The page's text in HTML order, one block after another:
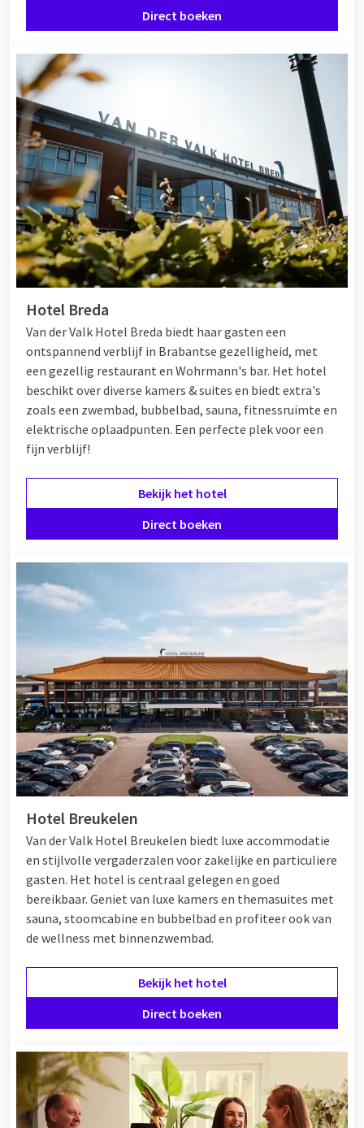
Direct boeken
Hotel Breda
Van der Valk Hotel Breda biedt haar gasten een
ontspannend verblijf in Brabantse gezelligheid, met
een gezellig restaurant en Wohrmann's bar. Het hotel
beschikt over diverse kamers & suites en biedt extra's
zoals een zwembad, bubbelbad, sauna, fitnessruimte en
elektrische oplaadpunten. Een perfecte plek voor een
fijn verblijf!
Bekijk het hotel
Direct boeken
Hotel Breukelen
Van der Valk Hotel Breukelen biedt luxe accommodatie
en stijlvolle vergaderzalen voor zakelijke en particuliere
gasten. Het hotel is centraal gelegen en goed
bereikbaar. Geniet van luxe kamers en themasuites met
sauna, stoomcabine en bubbelbad en profiteer ook van
de wellness met binnenzwembad.
Bekijk het hotel
Direct boeken